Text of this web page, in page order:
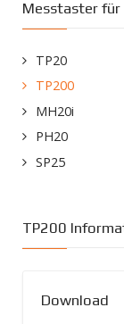
Messtaster für
TP20
TP200
MH20i
PH20
SP25
TP200
Download